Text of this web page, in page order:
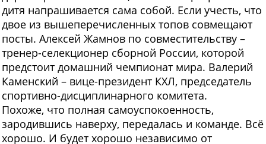
дитя напрашивается сама собой. Если учесть, что
двое из вышеперечисленных топов совмещают
посты. Алексей Жамнов по совместительству –
тренер-селекционер сборной России, которой
предстоит домашний чемпионат мира. Валерий
Каменский – вице-президент КХЛ, председатель
спортивно-дисциплинарного комитета.
Похоже, что полная самоуспокоенность,
зародившись наверху, передалась и команде. Всё
хорошо. И будет хорошо независимо от